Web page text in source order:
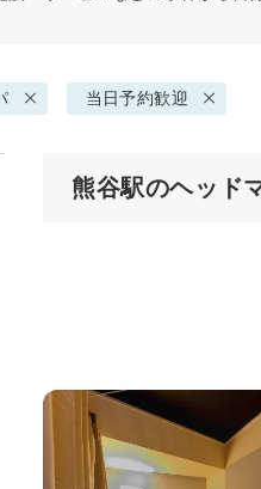
当日予約歓迎
熊谷駅のヘッド